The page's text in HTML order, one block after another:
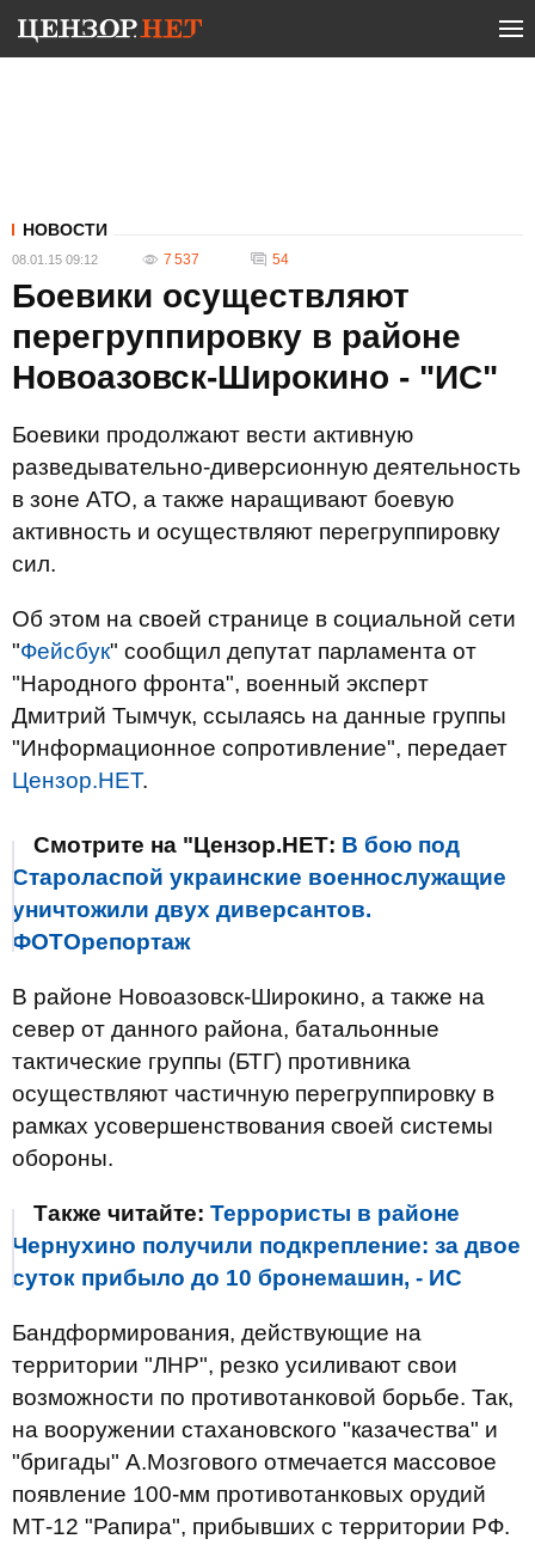
НОВОСТИ
08.01.15 09:12 7 537 54
Боевики осуществляют
перегруппировку в районе
Новоазовск-Широкино - "ИС"
Боевики продолжают вести активную
разведывательно-диверсионную деятельность
в зоне АТО, а также наращивают боевую
активность и осуществляют перегруппировку
сил.
Об этом на своей странице в социальной сети
"Фейсбук" сообщил депутат парламента от
"Народного фронта", военный эксперт
Дмитрий Тымчук, ссылаясь на данные группы
"Информационное сопротивление", передает
Цензор.НЕТ.
Смотрите на "Цензор.НЕТ: В бою под
Староласпой украинские военнослужащие
уничтожили двух диверсантов.
ФОТОрепортаж
В районе Новоазовск-Широкино, а также на
север от данного района, батальонные
тактические группы (БТГ) противника
осуществляют частичную перегруппировку в
рамках усовершенствования своей системы
обороны.
Также читайте: Террористы в районе
Чернухино получили подкрепление: за двое
суток прибыло до 10 бронемашин, - ИС
Бандформирования, действующие на
территории "ЛНР", резко усиливают свои
возможности по противотанковой борьбе. Так,
на вооружении стахановского "казачества" и
"бригады" А.Мозгового отмечается массовое
появление 100-мм противотанковых орудий
МТ-12 "Рапира", прибывших с территории РФ.